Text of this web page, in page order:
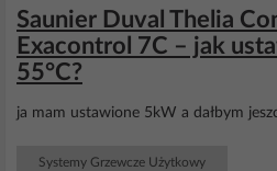
Saunier Duval Thelia
Exacontrol 7C – jak
55°C?
ja mam ustawione 5kW a dałbym
Systemy Grzewcze Użytkowy